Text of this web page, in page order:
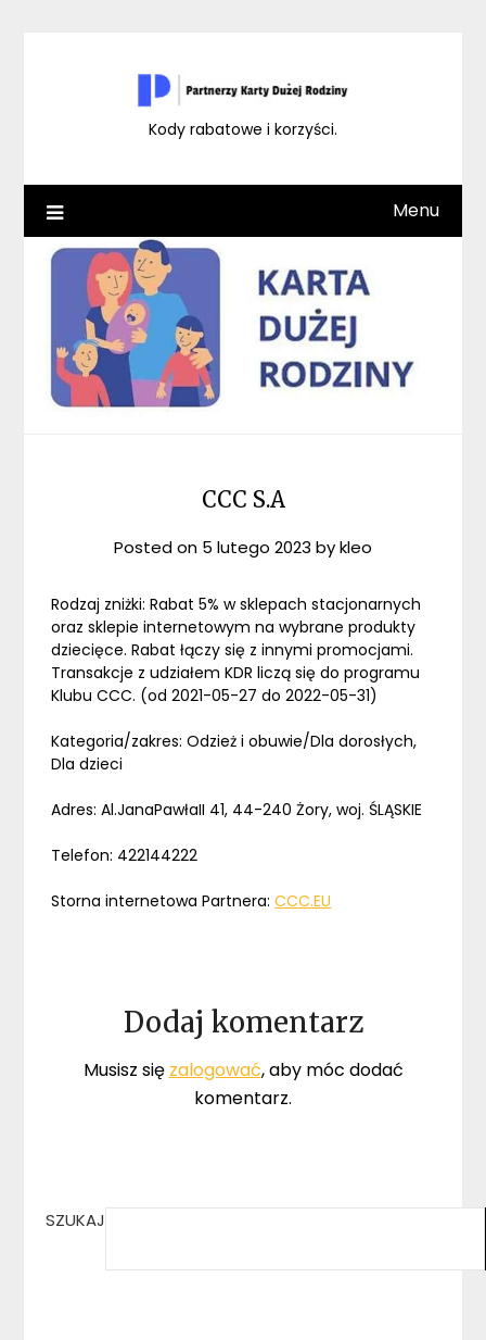
Kody rabatowe i korzyści.
Menu
CCC S.A
Posted on 5 lutego 2023 bykleo
Rodzaj zniżki: Rabat 5% w sklepach stacjonarnych
oraz sklepie internetowym na wybrane produkty
dziecięce. Rabat łączy się z innymi promocjami.
Transakcje z udziałem KDR liczą się do programu
Klubu CCC. (od 2021-05-27 do 2022-05-31)
Kategoria/zakres: Odzież i obuwie/Dla dorosłych,
Dla dzieci
Adres: Al.JanaPawłaII 41, 44-240 Żory, woj. ŚLĄSKIE
Telefon: 422144222
Storna internetowa Partnera:CCC.EU
Dodaj komentarz
Musisz się zalogować, aby móc dodać
komentarz.
SZUKAJ